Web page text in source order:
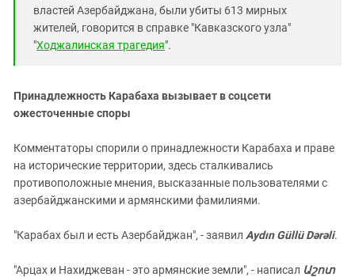
властей Азербайджана, были убиты 613 мирных
жителей, говорится в справке "Кавказского узла"
"Ходжалинская трагедия".
Принадлежность Карабаха вызывает в соцсети
ожесточенные споры
Комментаторы спорили о принадлежности Карабаха и праве
на исторические территории, здесь сталкивались
противоположные мнения, высказанные пользователями с
азербайджанскими и армянскими фамилиями.
"Карабах был и есть Азербайджан", - заявил Aydın Güllü Dərəli.
"Арцах и Нахиджеван - это армянские земли", - написал Աշոտ